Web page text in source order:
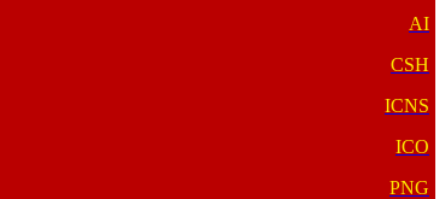
AI
CSH
ICNS
ICO
PNG